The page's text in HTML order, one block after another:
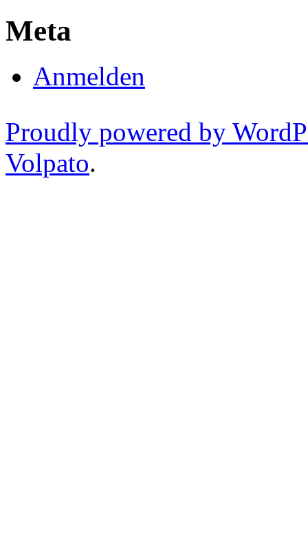
Meta
Anmelden
Proudly powered by
Volpato.